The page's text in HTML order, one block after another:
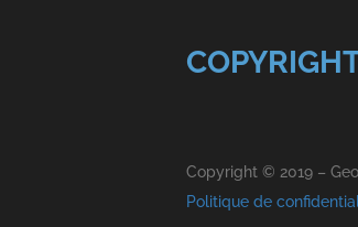
Copyright © 2019 –
Politique de